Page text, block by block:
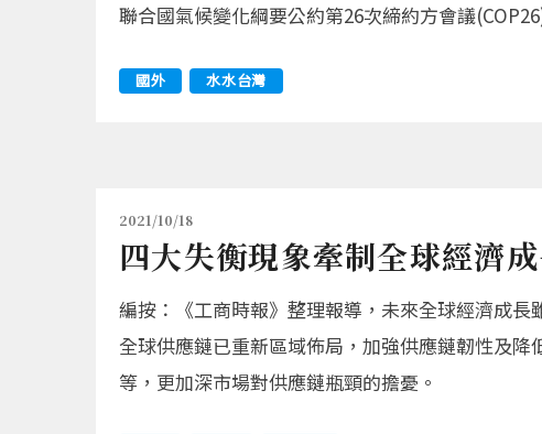
聯合國氣候變化綱要公約第26次締約方會議
國外 水水台灣
2021/10/18
四大失衡現象牽制全球經濟
編按：《工商時報》整理報導，未來全球經濟成
全球供應鏈已重新區域佈局，加強供應鏈韌性及
等，更加深市場對供應鏈瓶頸的擔憂。